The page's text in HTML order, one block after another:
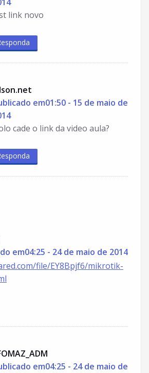
link novo
em01:50 - 15 de maio de
cade o link da video aula?
em04:25 - 24 de maio de 2014
file/EY8Bpjf6/mikrotik-
em04:25 - 24 de maio de